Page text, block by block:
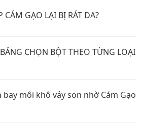
CÁM GẠO LẠI BỊ RÁT DA?
CHỌN BỘT THEO TỪNG LOẠI
môi khô vảy son nhờ Cám Gạo